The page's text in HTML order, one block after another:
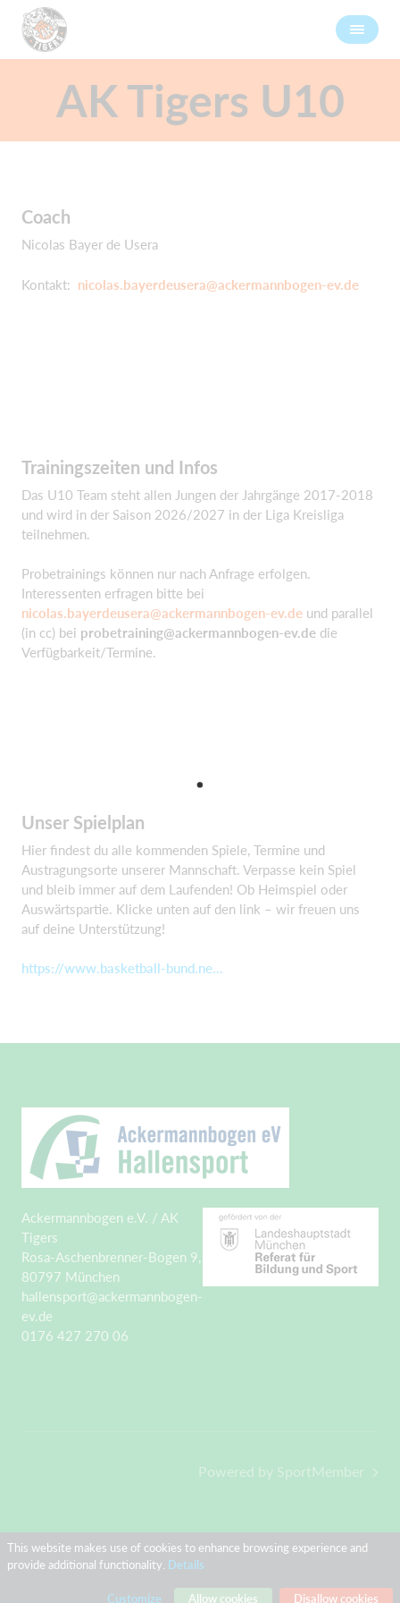
AK Tigers U10
Coach
Nicolas Bayer de Usera
Kontakt: nicolas.bayerdeusera@ackermannbogen-ev.de
Trainingszeiten und Infos
Das U10 Team steht allen Jungen der Jahrgänge 2017-2018
und wird in der Saison 2026/2027 in der Liga Kreisliga
teilnehmen.
Probetrainings können nur nach Anfrage erfolgen.
Interessenten erfragen bitte bei
nicolas.bayerdeusera@ackermannbogen-ev.de und parallel
(in cc) bei probetraining@ackermannbogen-ev.de die
Verfügbarkeit/Termine.
Unser Spielplan
Hier findest du alle kommenden Spiele, Termine und
Austragungsorte unserer Mannschaft. Verpasse kein Spiel
und bleib immer auf dem Laufenden! Ob Heimspiel oder
Auswärtspartie. Klicke unten auf den link – wir freuen uns
auf deine Unterstützung!
https://www.basketball-bund.ne...
Ackermannbogen e.V. / AK
Tigers
Rosa-Aschenbrenner-Bogen 9,
80797 München
hallensport@ackermannbogen-
ev.de
0176 427 270 06
Powered by SportMember
This website makes use of cookies to enhance browsing experience and
provide additional functionality. Details
Disallow cookies
Allow cookies
Customize